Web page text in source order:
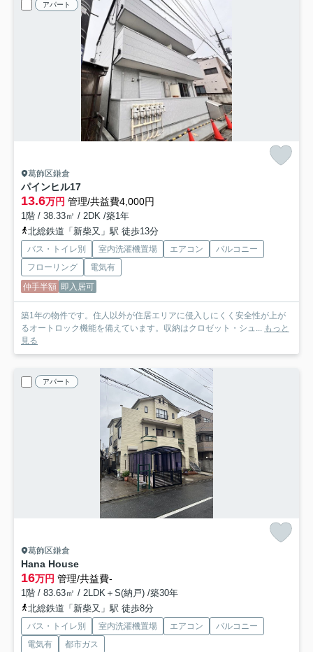
アパート
葛飾区鎌倉
パインヒル17
13.6万円 管理/共益費4,000円
1階 / 38.33㎡ / 2DK /築1年
北総鉄道「新柴又」駅 徒歩13分
バス・トイレ別 室内洗濯機置場 エアコン
バルコニー
フローリング
電気有
仲手半額 即入居可
築1年の物件です。住人以外が住居エリアに侵入しにくく安全性が上が
るオートロック機能を備えています。収納はクロゼット・シュ... もっと
見る
アパート
葛飾区鎌倉
Hana House
16万円 管理/共益費-
1階 / 83.63㎡ / 2LDK＋S(納戸) /築30年
北総鉄道「新柴又」駅 徒歩8分
バス・トイレ別 室内洗濯機置場 エアコン
バルコニー
電気有
都市ガス